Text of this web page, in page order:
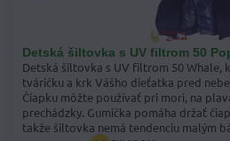
Detská šiltovka s UV filtrom 50
Detská šiltovka s UV filtrom 50 Whale,
tváričku a krk Vášho dieťatka pred
Čiapku môžte používať pri mori, na
prechádzky. Gumička pomáha držať
takže šiltovka nemá tendenciu malým